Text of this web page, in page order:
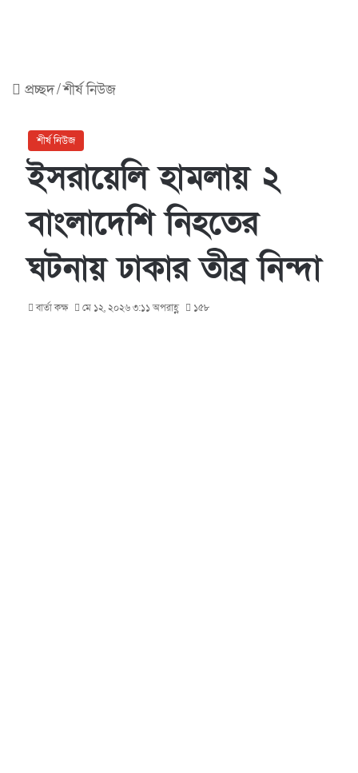
প্রচ্ছদ/শীর্ষ নিউজ
শীর্ষ নিউজ
ইসরায়েলি হামলায় ২
বাংলাদেশি নিহতের
ঘটনায় ঢাকার তীব্র নিন্দা
বার্তা কক্ষ মে ১২, ২০২৬ ৩:১১ অপরাহ্ণ ১৫৮